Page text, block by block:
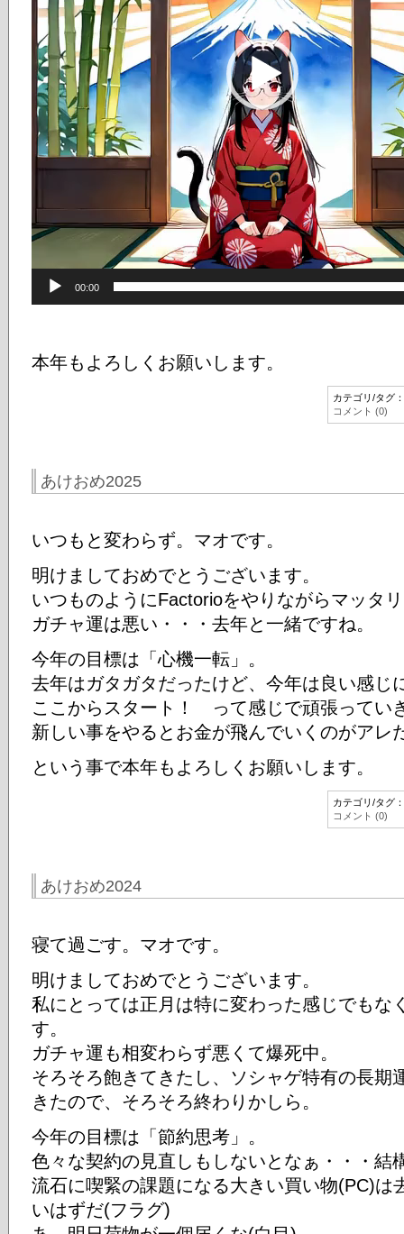
00:00
本年もよろしくお願いします。
カテゴリ/タグ：
コメント (0)
あけおめ2025
いつもと変わらず。マオです。
明けましておめでとうございます。
いつものようにFactorioをやりながらマッタ
ガチャ運は悪い・・・去年と一緒ですね。
今年の目標は「心機一転」。
去年はガタガタだったけど、今年は良い感じ
ここからスタート！ って感じで頑張ってい
新しい事をやるとお金が飛んでいくのがアレ
という事で本年もよろしくお願いします。
カテゴリ/タグ：
コメント (0)
あけおめ2024
寝て過ごす。マオです。
明けましておめでとうございます。
私にとっては正月は特に変わった感じでもな
す。
ガチャ運も相変わらず悪くて爆死中。
そろそろ飽きてきたし、ソシャゲ特有の長期
きたので、そろそろ終わりかしら。
今年の目標は「節約思考」。
色々な契約の見直しもしないとなぁ・・・結
流石に喫緊の課題になる大きい買い物(PC)は
いはずだ(フラグ)